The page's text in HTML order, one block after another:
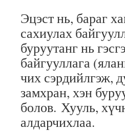
Эцэст нь, бараг
сахиулах
буруутанг нь
байгууллага
чих сэрдийлгэж,
замхран, хэн
болов. Хууль,
алдарчихлаа.